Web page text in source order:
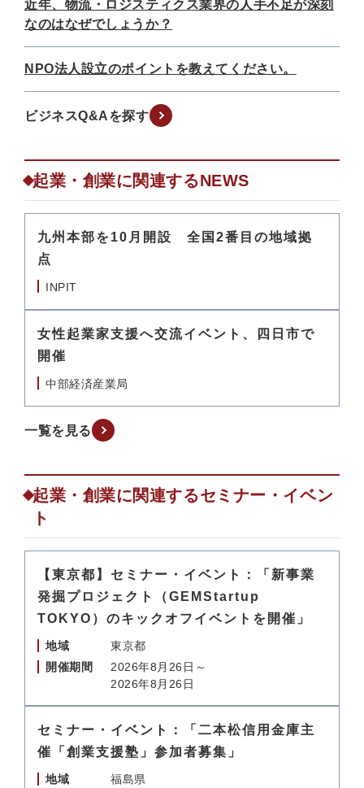
近年、物流・ロジスティクス業界の人手不足が深刻
なのはなぜでしょうか？
NPO法人設立のポイントを教えてください。
ビジネスQ&Aを探す
起業・創業に関連するNEWS
九州本部を10月開設 全国2番目の地域拠
点
INPIT
女性起業家支援へ交流イベント、四日市で
開催
中部経済産業局
一覧を見る
起業・創業に関連するセミナー・イベン
ト
【東京都】セミナー・イベント：「新事業
発掘プロジェクト（GEMStartup
TOKYO）のキックオフイベントを開催」
地域
東京都
開催期間
2026年8月26日～
2026年8月26日
セミナー・イベント：「二本松信用金庫主
催「創業支援塾」参加者募集」
地域
福島県